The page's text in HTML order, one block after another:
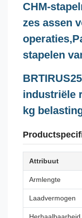
CHM-
zes assen
operaties,
stapelen
industriële
kg
Attribuut
Armlengte
Laadvermogen